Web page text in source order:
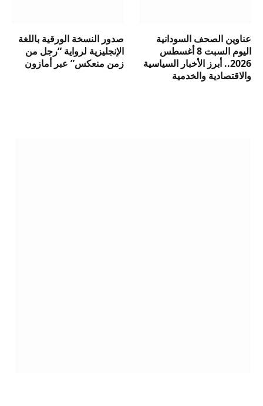
عناوين الصحف السودانية
اليوم السبت 8 أغسطس
2026.. أبرز الأخبار السياسية
والاقتصادية والخدمية
صدور النسخة الورقية باللغة
الإنجليزية لرواية “رجل من
زمن منعكس” عبر أمازون